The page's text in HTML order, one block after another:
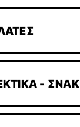
- ΣΝΆΚ